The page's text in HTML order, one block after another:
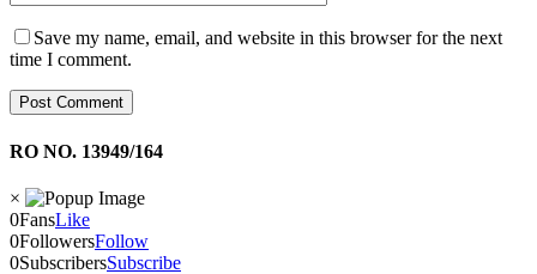
Save my name, email, and website in this browser for the next
time I comment.
RO NO. 13949/164
×
0FansLike
0FollowersFollow
0SubscribersSubscribe